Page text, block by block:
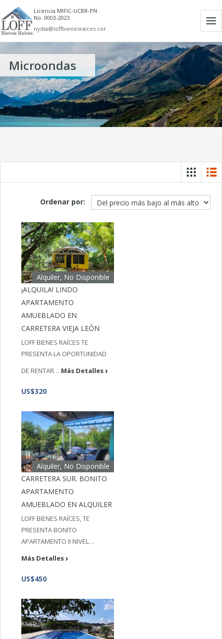
Licencia MIFIC-UCBR-PN
No. 0003-2023
nydia@loffbienesraices.com
Microondas
Ordenar por:
Alquiler, No Disponible
¡ALQUILA! LINDO
APARTAMENTO
AMUEBLADO EN
CARRETERA VIEJA LEÓN
LOFF BIENES RAÍCES TE
PRESENTA LA OPORTUNIDAD
DE RENTAR… Más Detalles
US$320
Alquiler, No Disponible
CARRETERA SUR. BONITO
APARTAMENTO
AMUEBLADO EN ALQUILER
LOFF BIENES RAÍCES, TE
PRESENTA BONITO
APARTAMENTO II NIVEL…
Más Detalles
US$450